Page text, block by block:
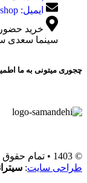
ایمیل: info@vivawatch.shop
خرید
سینما سعدی
چجوری میتونی به ما
© 1403 • تمام حقوق برای
طراحی سایت: